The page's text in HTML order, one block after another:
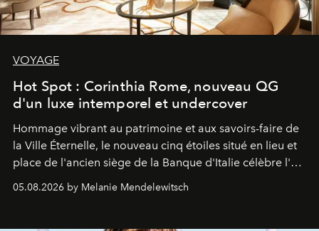
VOYAGE
Hot Spot : Corinthia Rome, nouveau QG
d'un luxe intemporel et undercover
Hommage vibrant au patrimoine et aux savoirs-faire de
la Ville Éternelle, le nouveau cinq étoiles situé en lieu et
place de l'ancien siège de la Banque d'Italie célèbre l'art
de vivre Romain dans toute son élégance intemporelle.
05.08.2026 by Melanie Mendelewitsch